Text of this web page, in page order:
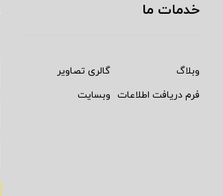
خدمات ما
وبلاگ
گالری تصاویر
فرم دریافت اطلاعات وبسایت